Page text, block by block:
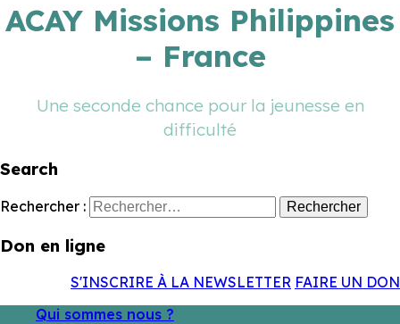
ACAY Missions Philippines
– France
Une seconde chance pour la jeunesse en
difficulté
Search
Rechercher :
Don en ligne
S'INSCRIRE À LA NEWSLETTER FAIRE UN DON
Qui sommes nous ?